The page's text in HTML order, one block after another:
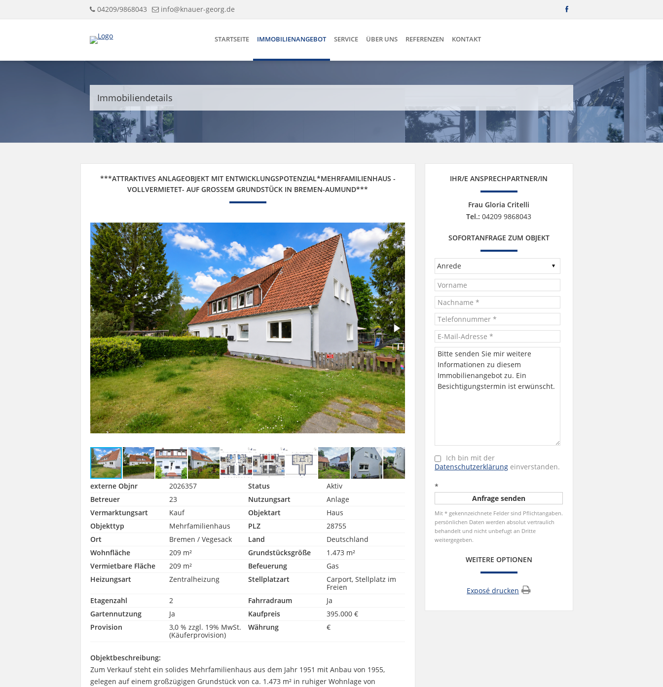
04209/9868043 info@knauer-georg.de
STARTSEITE IMMOBILIENANGEBOT SERVICE ÜBER UNS REFERENZEN KONTAKT
Immobiliendetails
***ATTRAKTIVES ANLAGEOBJEKT MIT ENTWICKLUNGSPOTENZIAL*MEHRFAMILIENHAUS -
VOLLVERMIETET- AUF GROSSEM GRUNDSTÜCK IN BREMEN-AUMUND***
externe Objnr 2026357 Status
Aktiv
Betreuer
23 Nutzungsart
Anlage
Vermarktungsart
Kauf Objektart
Haus
Objekttyp
Mehrfamilienhaus PLZ
28755
Ort
Bremen / Vegesack Land
Deutschland
Wohnfläche
209 m² Grundstücksgröße
1.473 m²
Vermietbare Fläche
209 m² Befeuerung
Gas
Heizungsart
Zentralheizung Stellplatzart
Carport, Stellplatz im
Freien
Etagenzahl
2 Fahrradraum
Ja
Gartennutzung
Ja Kaufpreis
395.000 €
Provision
3,0 % zzgl. 19% MwSt.
(Käuferprovision)
Währung €
Objektbeschreibung:
Zum Verkauf steht ein solides Mehrfamilienhaus aus dem Jahr 1951 mit Anbau von 1955,
gelegen auf einem großzügigen Grundstück von ca. 1.473 m² in ruhiger Wohnlage von
IHR/E ANSPRECHPARTNER/IN
Frau Gloria Critelli
Tel.: 04209 9868043
SOFORTANFRAGE ZUM OBJEKT
Ich bin mit der
Datenschutzerklärung einverstanden.
*
Mit * gekennzeichnete Felder sind Pflichtangaben.
persönlichen Daten werden absolut vertraulich
behandelt und nicht unbefugt an Dritte
weitergegeben.
WEITERE OPTIONEN
Exposé drucken